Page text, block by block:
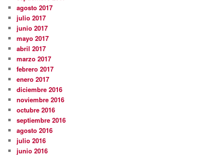
agosto 2017
julio 2017
junio 2017
mayo 2017
abril 2017
marzo 2017
febrero 2017
enero 2017
diciembre 2016
noviembre 2016
octubre 2016
septiembre 2016
agosto 2016
julio 2016
junio 2016